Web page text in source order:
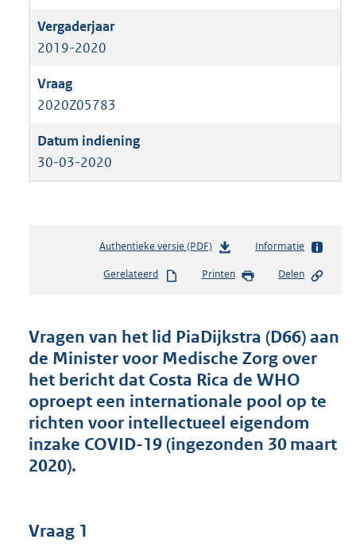
2019-2020
2020Z05783
30-03-2020
Authentieke versie (PDF)b
s
n
d
s
g
r
o
t
Informatie
Gerelateerd Printen Delen
Vragen van het lid PiaDijkstra (D66) aan
de Minister voor Medische Zorg over
het bericht dat Costa Rica de WHO
oproept een internationale pool op te
richten voor intellectueel eigendom
inzake COVID-19 (ingezonden 30 maart
2020).
Vraag 1